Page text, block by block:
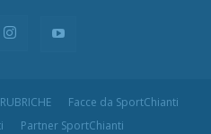
Facce da SportChianti
Partner SportChianti